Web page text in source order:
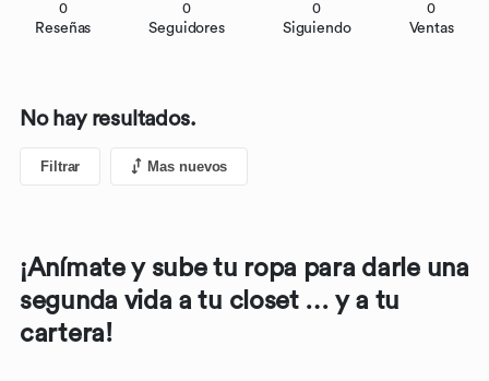
0
Reseñas
0
Seguidores
0
Siguiendo
0
Ventas
No hay resultados.
Filtrar Mas nuevos
¡Anímate y sube tu ropa para darle una
segunda vida a tu closet … y a tu
cartera!